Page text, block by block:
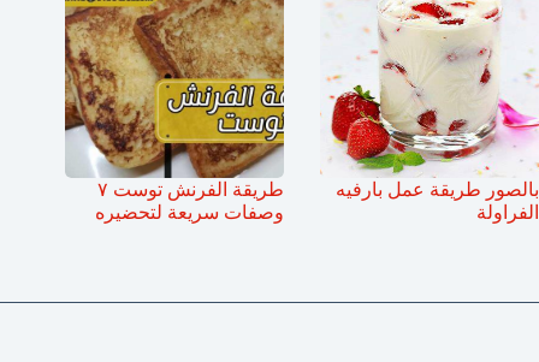
بالصور طريقة عمل بارفيه
الفراولة
طريقة الفرنش توست ٧
وصفات سريعة لتحضيره